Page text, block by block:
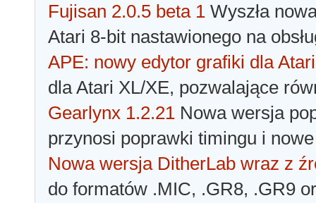
Fujisan 2.0.5 beta 1 Wyszła
Atari 8-bit nastawionego na
APE: nowy edytor grafiki dla Atari
dla Atari XL/XE, pozwalające
Gearlynx 1.2.21 Nowa wersja
przynosi poprawki timingu i
Nowa wersja DitherLab wraz z
do formatów .MIC, .GR8, .GR9